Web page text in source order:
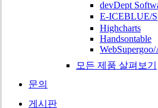
devDept
E-ICEBLUE/
Highcharts
Handsontable
모든 제품 살펴보기
문의
게시판